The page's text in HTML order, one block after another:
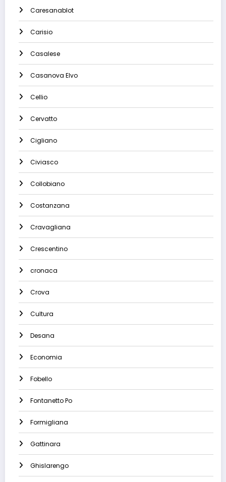
Caresanablot
Carisio
Casalese
Casanova Elvo
Cellio
Cervatto
Cigliano
Civiasco
Collobiano
Costanzana
Cravagliana
Crescentino
cronaca
Crova
Cultura
Desana
Economia
Fobello
Fontanetto Po
Formigliana
Gattinara
Ghislarengo